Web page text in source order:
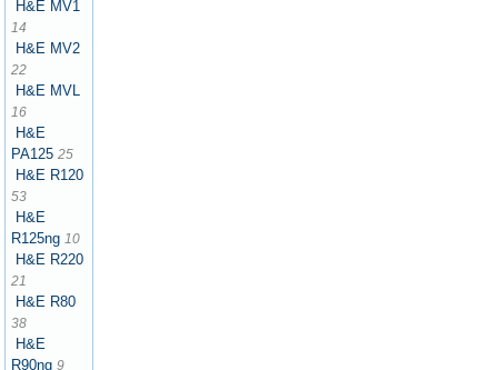
H&E MV1
14
H&E MV2
22
H&E MVL
16
H&E
PA125 25
H&E R120
53
H&E
R125ng 10
H&E R220
21
H&E R80
38
H&E
R90ng 9